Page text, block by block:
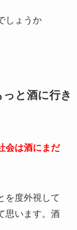
しょうか
と酒に行き
会は酒にまだ
を度外視して
思います。酒